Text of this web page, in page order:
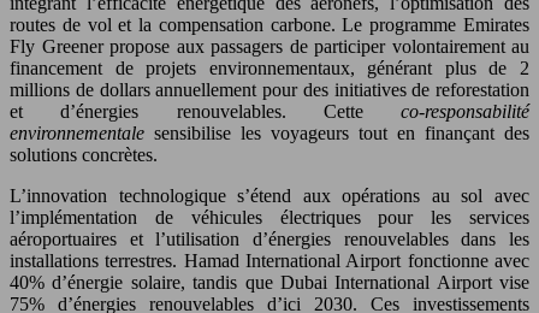
routes de vol et la compensation carbone. Le programme Emirates
Fly Greener propose aux passagers de participer volontairement au
financement de projets environnementaux, générant plus de 2
millions de dollars annuellement pour des initiatives de reforestation
et d’énergies renouvelables. Cette co-responsabilité
environnementale sensibilise les voyageurs tout en finançant des
solutions concrètes.
L’innovation technologique s’étend aux opérations au sol avec
l’implémentation de véhicules électriques pour les services
aéroportuaires et l’utilisation d’énergies renouvelables dans les
installations terrestres. Hamad International Airport fonctionne avec
40% d’énergie solaire, tandis que Dubai International Airport vise
75% d’énergies renouvelables d’ici 2030. Ces investissements